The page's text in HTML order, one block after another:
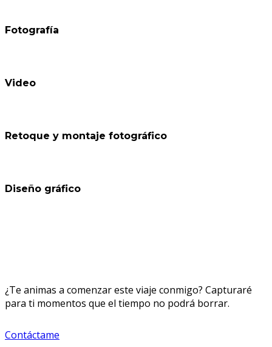
Fotografía
Video
Retoque y montaje fotográfico
Diseño gráfico
¿Te animas a comenzar este viaje conmigo? Capturaré
para ti momentos que el tiempo no podrá borrar.
Contáctame